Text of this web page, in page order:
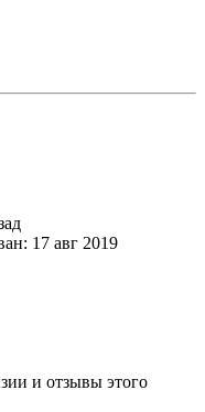
17 авг 2019
и отзывы этого